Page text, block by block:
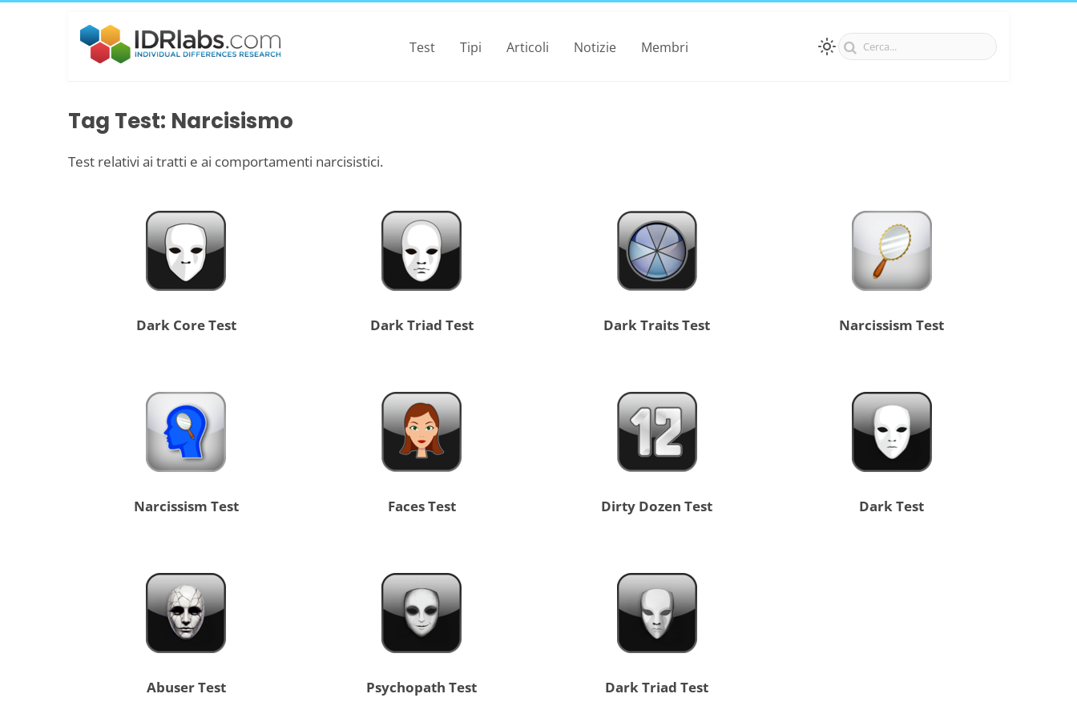
Test Tipi Articoli Notizie Membri
Tag Test: Narcisismo
Test relativi ai tratti e ai comportamenti narcisistici.
Dark Core Test Dark Triad Test Dark Traits Test Narcissism Test
Narcissism Test Faces Test Dirty Dozen Test Dark Test
Abuser Test Psychopath Test Dark Triad Test